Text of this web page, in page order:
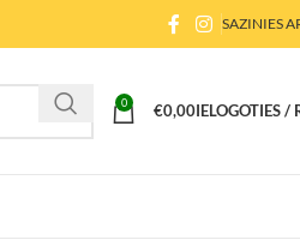
SAZINIES
0 €0,00IELOGOTIES /